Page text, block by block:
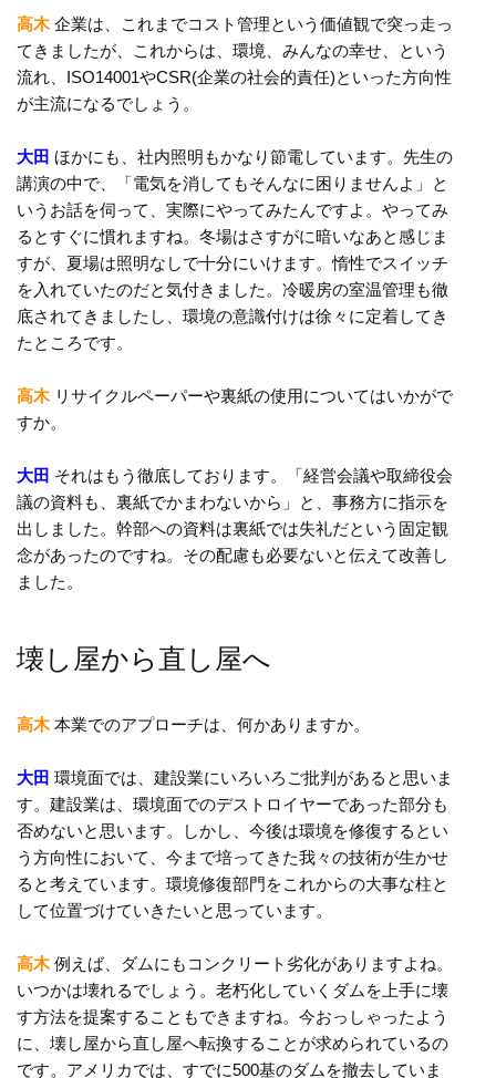
高木企業は、これまでコスト管理という価値観で突っ走っ
てきましたが、これからは、環境、みんなの幸せ、という
流れ、ISO14001やCSR(企業の社会的責任)といった方向性
が主流になるでしょう。
大田 ほかにも、社内照明もかなり節電しています。先生の
講演の中で、「電気を消してもそんなに困りませんよ」と
いうお話を伺って、実際にやってみたんですよ。やってみ
るとすぐに慣れますね。冬場はさすがに暗いなあと感じま
すが、夏場は照明なしで十分にいけます。惰性でスイッチ
を入れていたのだと気付きました。冷暖房の室温管理も徹
底されてきましたし、環境の意識付けは徐々に定着してき
たところです。
高木リサイクルペーパーや裏紙の使用についてはいかがで
すか。
大田 それはもう徹底しております。「経営会議や取締役会
議の資料も、裏紙でかまわないから」と、事務方に指示を
出しました。幹部への資料は裏紙では失礼だという固定観
念があったのですね。その配慮も必要ないと伝えて改善し
ました。
壊し屋から直し屋へ
高木本業でのアプローチは、何かありますか。
大田 環境面では、建設業にいろいろご批判があると思いま
す。建設業は、環境面でのデストロイヤーであった部分も
否めないと思います。しかし、今後は環境を修復するとい
う方向性において、今まで培ってきた我々の技術が生かせ
ると考えています。環境修復部門をこれからの大事な柱と
して位置づけていきたいと思っています。
高木例えば、ダムにもコンクリート劣化がありますよね。
いつかは壊れるでしょう。老朽化していくダムを上手に壊
す方法を提案することもできますね。今おっしゃったよう
に、壊し屋から直し屋へ転換することが求められているの
です。アメリカでは、すでに500基のダムを撤去していま